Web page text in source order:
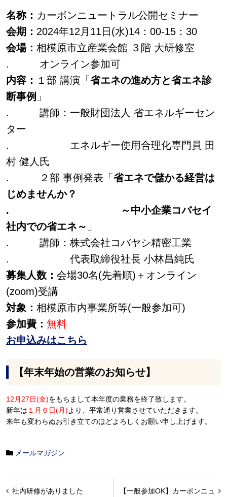
名称： カーボンニュートラル公開セミナー
会期： 2024年12月11日(水)14：00-15：30
会場： 相模原市立産業会館 ３階 大研修室
. オンライン参加可
内容： １部 講演「省エネの進め方と省エネ診
断事例 」
. 講師：一般財団法人 省エネルギーセン
ター
. エネルギー使用合理化専門員 田
村 健人氏
. ２部 事例発表「省エネで儲かる経営は
じめませんか？
. ～中小企業コバセイ
社内での省エネ～ 」
. 講師：株式会社コバヤシ精密工業
. 代表取締役社長 小林昌純氏
募集人数： 会場30名(先着順)＋オンライン
(zoom)受講
対象： 相模原市内事業所等(一般参加可)
参加費： 無料
お申込みはこちら
【年末年始の営業のお知らせ】
12月27日(金)をもちまして本年度の業務を終了致します。
新年は １月６日(月)より、平常通り営業させていただきます。
来年も変わらぬお引き立てのほどよろしくお願い申し上げます。
メールマガジン
投 【一般参加OK】カーボンニュ
社内研修がありました